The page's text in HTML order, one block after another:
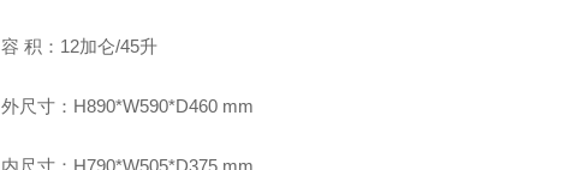
容 积：12加仑/45升
外尺寸：H890*W590*D460 mm
内尺寸：H790*W505*D375 mm